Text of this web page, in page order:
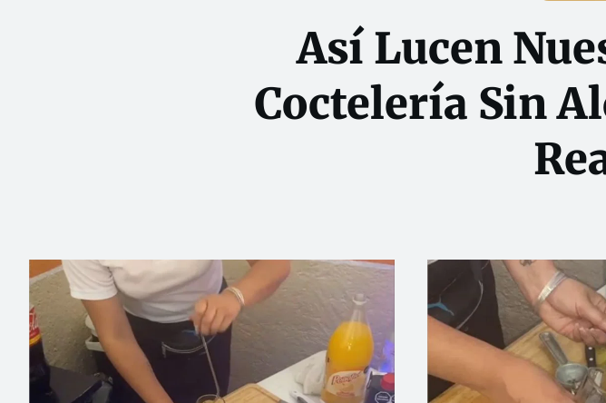
Así Lucen
Coctelería Sin